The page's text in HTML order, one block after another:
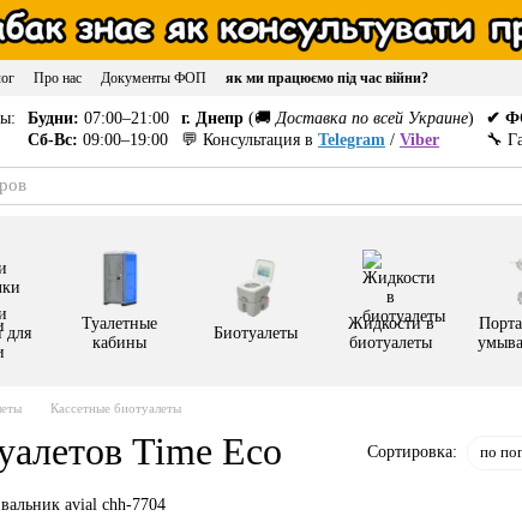
Про нас Документы ФОП як ми працюємо під час війни?
Будни: 07:00–21:00
Сб-Вс: 09:00–19:00
г. Днепр (🚚 Доставка по всей Украине)
💬 Консультация в Telegram / Viber
✔
🔧
для
Туалетные
кабины
Биотуалеты
Жидкости в
биотуалеты
Кассетные биотуалеты
Time Eco Сортировка: по